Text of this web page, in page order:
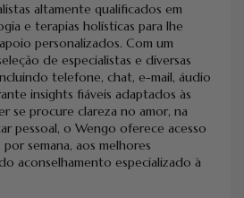
altamente qualificados em
e terapias holísticas para lhe
personalizados. Com um
de especialistas e diversas
telefone, chat, e-mail, áudio
insights fiáveis ​​adaptados às
se procure clareza no amor, na
pessoal, o Wengo oferece acesso
semana, aos melhores
aconselhamento especializado à